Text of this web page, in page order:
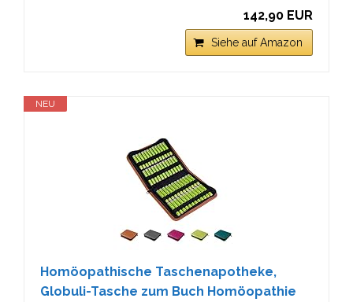
142,90 EUR
Siehe auf Amazon
NEU
Homöopathische Taschenapotheke,
Globuli-Tasche zum Buch Homöopathie